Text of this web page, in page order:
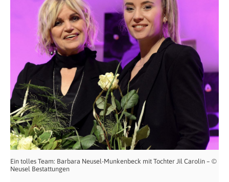
Ein tolles Team: Barbara Neusel-Munkenbeck mit Tochter Jil Carolin – ©
Neusel Bestattungen